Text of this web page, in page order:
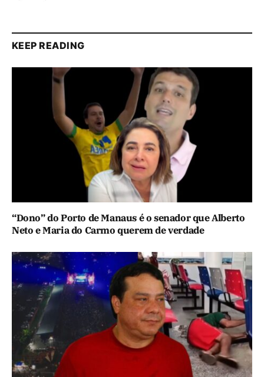
KEEP READING
“Dono” do Porto de Manaus é o senador que Alberto
Neto e Maria do Carmo querem de verdade